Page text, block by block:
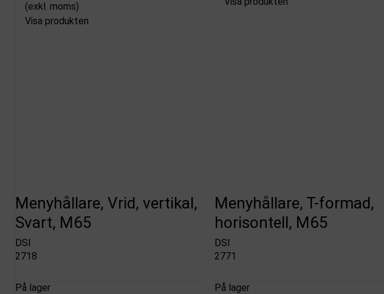
(exkl. moms)
Visa produkten
Menyhållare, Vrid, vertikal,
Svart, M65
DSI
2718
På lager
Menyhållare, T-formad,
horisontell, M65
DSI
2771
På lager